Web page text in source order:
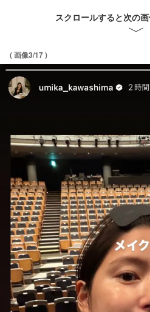
スクロールすると次の
( 画像3/17 )